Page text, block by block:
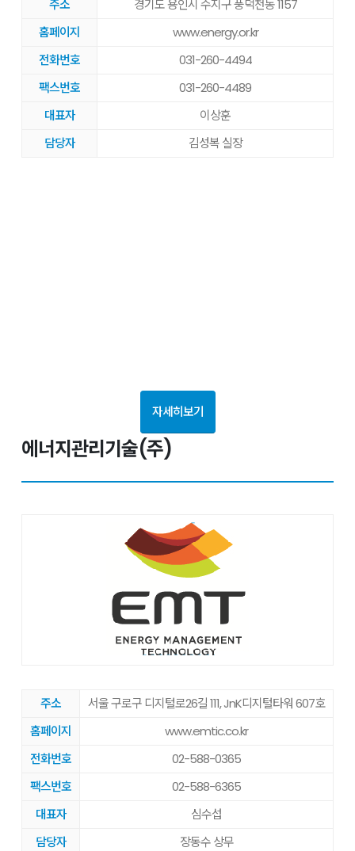
주소
경기도 용인시 수지구 풍덕천동 1157
홈페이지
www.energy.or.kr
전화번호
031-260-4494
팩스번호
031-260-4489
대표자
이상훈
담당자
김성복 실장
자세히보기
에너지관리기술(주)
주소
서울 구로구 디지털로26길 111, JnK디지털타워 607호
홈페이지
www.emtic.co.kr
전화번호
02-588-0365
팩스번호
02-588-6365
대표자
심수섭
담당자
장동수 상무